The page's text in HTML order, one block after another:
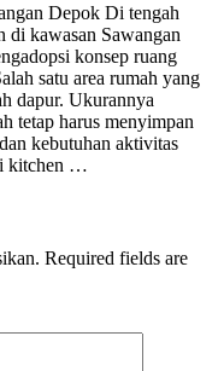
Depok Di tengah
di kawasan Sawangan
konsep ruang
satu area rumah yang
dapur. Ukurannya
tetap harus menyimpan
kebutuhan aktivitas
kitchen …
Required fields are